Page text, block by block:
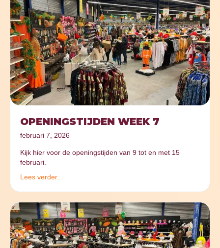
OPENINGSTIJDEN WEEK 7
februari 7, 2026
Kijk hier voor de openingstijden van 9 tot en met 15
februari.
Lees verder...